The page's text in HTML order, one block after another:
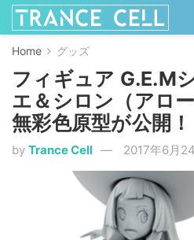
Home グッズ
フィギュア G.E.M
エ＆シロン（アロ
無彩色原型が公開！
by Trance Cell 2017年6月